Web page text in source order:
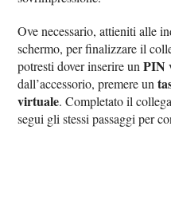
Ove necessario, attieniti alle
schermo, per finalizzare il
potresti dover inserire unPIN
dall’accessorio, premere un
virtuale. Completato il
segui gli stessi passaggi per